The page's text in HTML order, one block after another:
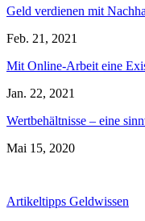
Geld verdienen mit
Feb. 21, 2021
Mit Online-Arbeit eine
Jan. 22, 2021
Wertbehältnisse – eine
Mai 15, 2020
Artikeltipps Geldwissen